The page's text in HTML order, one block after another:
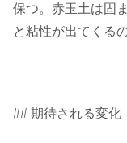
保つ。赤玉土は固
と粘性が出てくる
## 期待される変化